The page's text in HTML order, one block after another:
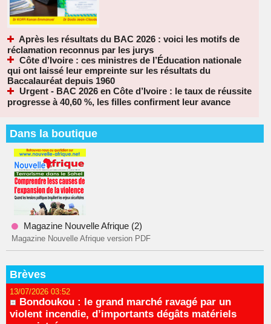
Après les résultats du BAC 2026 : voici les motifs de
réclamation reconnus par les jurys
Côte d’Ivoire : ces ministres de l’Éducation nationale
qui ont laissé leur empreinte sur les résultats du
Baccalauréat depuis 1960
Urgent - BAC 2026 en Côte d’Ivoire : le taux de réussite
progresse à 40,60 %, les filles confirment leur avance
Dans la boutique
Magazine Nouvelle Afrique (2)
Magazine Nouvelle Afrique version PDF
Brèves
13/07/2026 03:52
Bondoukou : le grand marché ravagé par un
violent incendie, d’importants dégâts matériels